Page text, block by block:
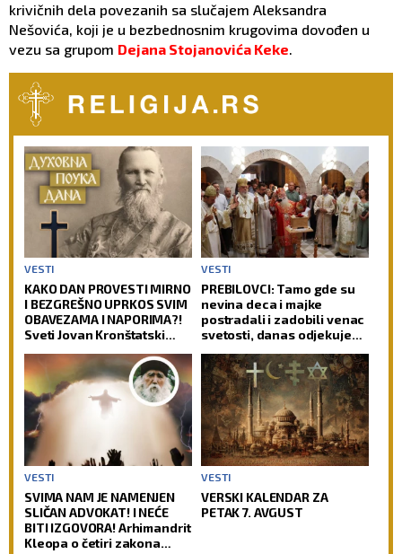
krivičnih dela povezanih sa slučajem Aleksandra
Nešovića, koji je u bezbednosnim krugovima dovođen u
vezu sa grupom Dejana Stojanovića Keke.
VESTI
KAKO DAN PROVESTI MIRNO
I BEZGREŠNO UPRKOS SVIM
OBAVEZAMA I NAPORIMA?!
Sveti Jovan Kronštatski
kaže da je potrebo uraditi
samo jedno kad se ujutru
ustane!
VESTI
PREBILOVCI: Tamo gde su
nevina deca i majke
postradali i zadobili venac
svetosti, danas odjekuje
molitva za večni pomen
VESTI
SVIMA NAM JE NAMENJEN
SLIČAN ADVOKAT! I NEĆE
BITI IZGOVORA! Arhimandrit
Kleopa o četiri zakona
VESTI
VERSKI KALENDAR ZA
PETAK 7. AVGUST